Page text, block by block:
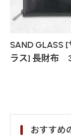
SAND GLASS
ラス] 長財布
おすすめ